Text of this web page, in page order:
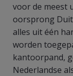
voor de meest
oorsprong
alles uit één
worden
kantoorpand,
Nederlandse